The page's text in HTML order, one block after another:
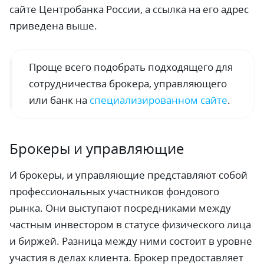
сайте Центробанка России, а ссылка на его адрес
приведена выше.
Проще всего подобрать подходящего для
сотрудничества брокера, управляющего
или банк на специализированном сайте.
Брокеры и управляющие
И брокеры, и управляющие представляют собой
профессиональных участников фондового
рынка. Они выступают посредниками между
частным инвестором в статусе физического лица
и биржей. Разница между ними состоит в уровне
участия в делах клиента. Брокер предоставляет